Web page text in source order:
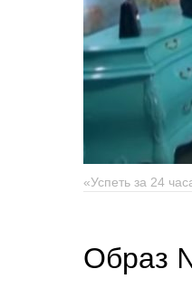
«Успеть за 24
Образ